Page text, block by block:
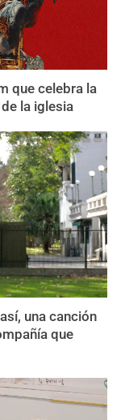
que celebra la
la iglesia
una canción
que